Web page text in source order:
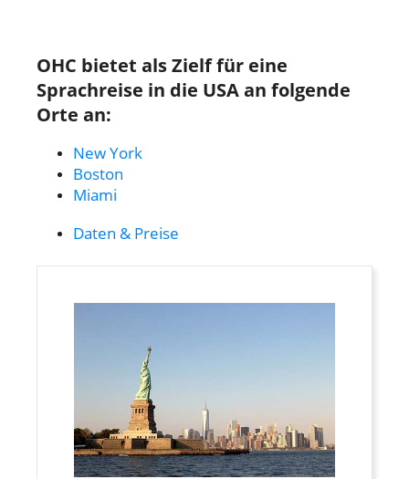
OHC bietet als Zielf für eine
Sprachreise in die USA an folgende
Orte an:
New York
Boston
Miami
Daten & Preise